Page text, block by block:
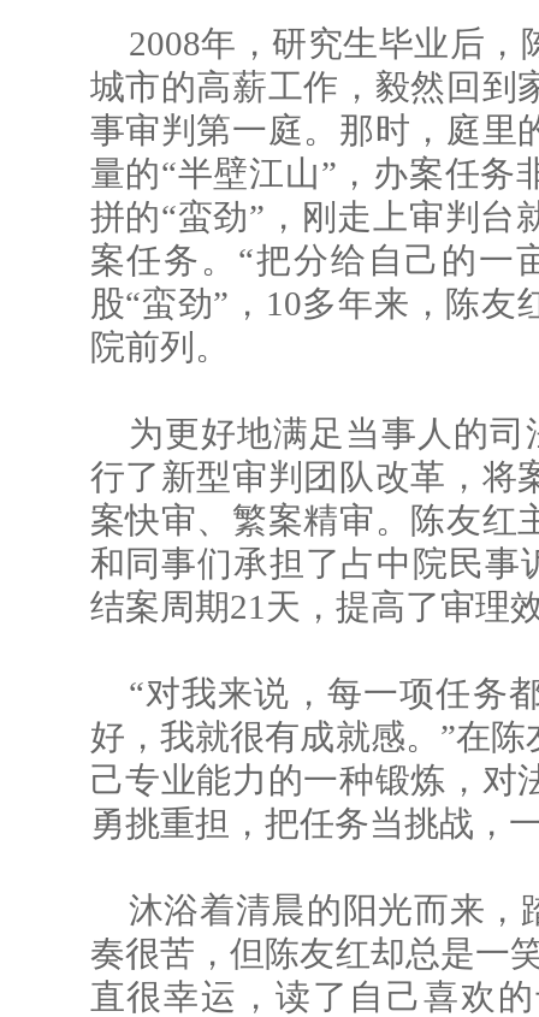
2008年，研究生毕业后
城市的高薪工作，毅然回到
事审判第一庭。那时，庭里
量的“半壁江山”，办案任务
拼的“蛮劲”，刚走上审判台
案任务。“把分给自己的一
股“蛮劲”，10多年来，陈
院前列。
为更好地满足当事人的
行了新型审判团队改革，将
案快审、繁案精审。陈友红
和同事们承担了占中院民事
结案周期21天，提高了审理
“对我来说，每一项任务
好，我就很有成就感。”在
己专业能力的一种锻炼，对
勇挑重担，把任务当挑战，
沐浴着清晨的阳光而来，
奏很苦，但陈友红却总是一
直很幸运，读了自己喜欢